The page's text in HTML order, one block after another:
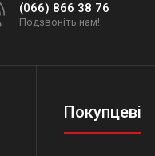
(066) 866 38 76
Подзвоніть нам!
Покупцеві